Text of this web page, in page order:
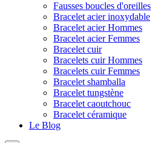
Fausses boucles d'oreilles
Bracelet acier inoxydable
Bracelet acier Hommes
Bracelet acier Femmes
Bracelet cuir
Bracelets cuir Hommes
Bracelets cuir Femmes
Bracelet shamballa
Bracelet tungstène
Bracelet caoutchouc
Bracelet céramique
Le Blog